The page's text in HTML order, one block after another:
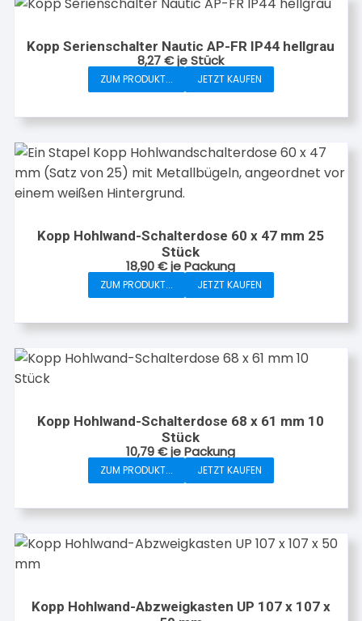
Kopp Serienschalter Nautic AP-FR IP44 hellgrau
8,27€je Stück
ZUM PRODUKT... JETZT KAUFEN
Kopp Hohlwand-Schalterdose 60 x 47 mm 25
Stück
18,90€je Packung
ZUM PRODUKT... JETZT KAUFEN
Kopp Hohlwand-Schalterdose 68 x 61 mm 10
Stück
10,79€je Packung
ZUM PRODUKT... JETZT KAUFEN
Kopp Hohlwand-Abzweigkasten UP 107 x 107 x